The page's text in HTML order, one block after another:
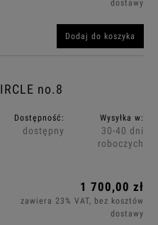
dostawy
Dodaj do koszyka
no.8
Dostępność:
dostępny
Wysyłka w:
30-40 dni
roboczych
1 700,00 zł
zawiera 23% VAT, bez kosztów
dostawy